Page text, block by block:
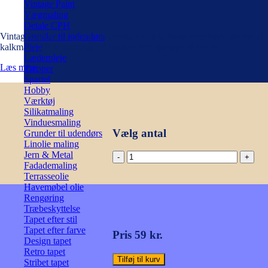
Vintage Paint
Vægmaling
Detale CPH
Grunder til indendørs
Pleje
Læderpleje
Tæpper
Spartel
Hobby
Værktøj
Silikatmaling
Vinduesmaling
Grunder til udendørs
Linolie maling
Jern & Metal
Fadademaling
Terrasseolie
Havemøbel olie
Rengøring
Træbeskyttelse
Tapet efter stil
Tapet efter farve
Design tapet
Retro tapet
Stribet tapet
Vintage kalkmaling giver en utrolig smuk kalkmat overflade der har
kalkmaling til hobbyting, og møbler som trænget til nyt liv.
Læs mere
Vælg antal
Kalkmaling
-
Rose
Pris 59 kr.
Tilføj til kurv